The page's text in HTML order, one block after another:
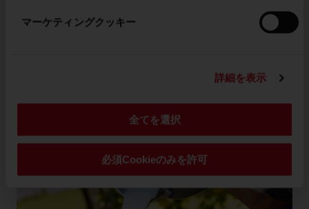
マーケティングクッキー
詳細を表示
全てを選択
必須Cookieのみを許可